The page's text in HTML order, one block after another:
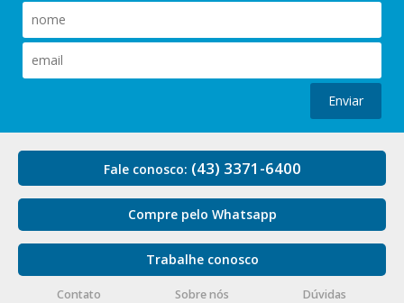
Enviar
Fale conosco: (43) 3371-6400
Compre pelo Whatsapp
Trabalhe conosco
Contato Sobre nós Dúvidas